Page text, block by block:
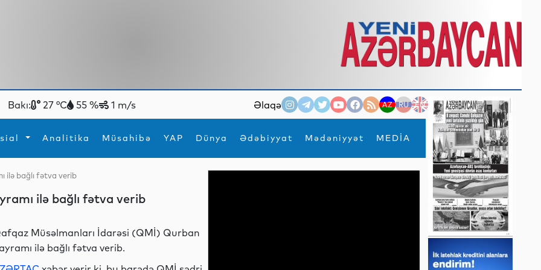
Bakı: 27 °C 55 % 1 m/s Əlaqə AZ RU EN
Analitika Müsahibə YAP Dünya Ədəbiyyat Mədəniyyət MEDİA
×
İdman Yeni texnologiyalar
ilə bağlı fətva verib
ilə bağlı fətva verib
Müsəlmanları İdarəsi (QMİ) Qurban
ilə bağlı fətva verib.